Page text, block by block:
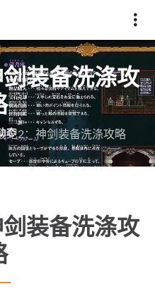
装备洗涤攻
纪2：神剑装备洗涤攻略
装备洗涤攻